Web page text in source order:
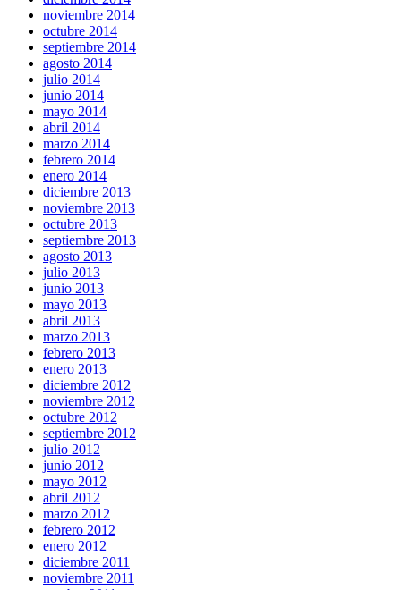
noviembre 2014
octubre 2014
septiembre 2014
agosto 2014
julio 2014
junio 2014
mayo 2014
abril 2014
marzo 2014
febrero 2014
enero 2014
diciembre 2013
noviembre 2013
octubre 2013
septiembre 2013
agosto 2013
julio 2013
junio 2013
mayo 2013
abril 2013
marzo 2013
febrero 2013
enero 2013
diciembre 2012
noviembre 2012
octubre 2012
septiembre 2012
julio 2012
junio 2012
mayo 2012
abril 2012
marzo 2012
febrero 2012
enero 2012
diciembre 2011
noviembre 2011